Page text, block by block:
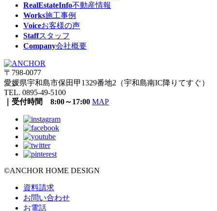
RealEstateInfo不動産情報
Works施工事例
Voiceお客様の声
Staffスタッフ
Company会社概要
〒798-0077
愛媛県宇和島市保田甲1329番地2（宇和島南IC降りてすぐ）
TEL. 0895-49-5100
｜受付時間 8:00～17:00 MAP
©ANCHOR HOME DESIGN
資料請求
お問い合わせ
お電話